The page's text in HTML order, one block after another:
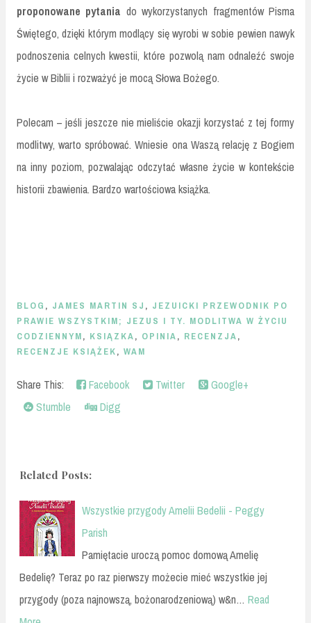
proponowane pytania do wykorzystanych fragmentów Pisma
Świętego, dzięki którym modlący się wyrobi w sobie pewien nawyk
podnoszenia celnych kwestii, które pozwolą nam odnaleźć swoje
życie w Biblii i rozważyć je mocą Słowa Bożego.
Polecam – jeśli jeszcze nie mieliście okazji korzystać z tej formy
modlitwy, warto spróbować. Wniesie ona Waszą relację z Bogiem
na inny poziom, pozwalając odczytać własne życie w kontekście
historii zbawienia. Bardzo wartościowa książka.
BLOG , JAMES MARTIN SJ , JEZUICKI PRZEWODNIK PO
PRAWIE WSZYSTKIM; JEZUS I TY. MODLITWA W ŻYCIU
CODZIENNYM, KSIĄZKA, OPINIA, RECENZJA,
RECENZJE KSIĄŻEK, WAM
Share This: Facebook Twitter
Google+
Stumble
Digg
Related Posts:
Wszystkie przygody Amelii Bedelii - Peggy
Parish
Pamiętacie uroczą pomoc domową Amelię
Bedelię? Teraz po raz pierwszy możecie mieć wszystkie jej
przygody (poza najnowszą, bożonarodzeniową) w&n… Read